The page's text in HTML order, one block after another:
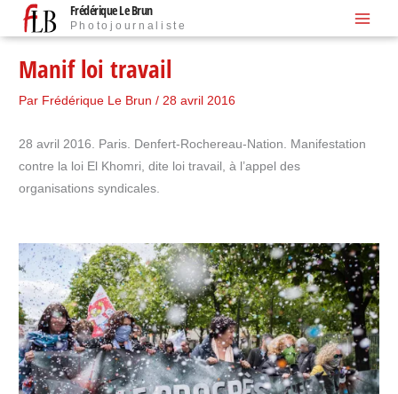
Frédérique Le Brun
Photojournaliste
Manif loi travail
Par Frédérique Le Brun/ 28 avril 2016
28 avril 2016. Paris. Denfert-Rochereau-Nation. Manifestation
contre la loi El Khomri, dite loi travail, à l’appel des
organisations syndicales.